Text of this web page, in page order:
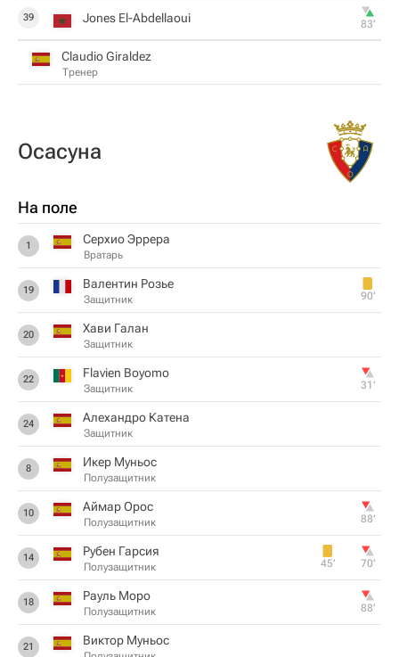
39 Jones El-Abdellaoui 83‎’‎
Claudio Giraldez
Тренер
Осасуна
На поле
1 Серхио Эррера
Вратарь
19 Валентин Розье
Защитник 90‎’‎
20 Хави Галан
Защитник
22 Flavien Boyomo
Защитник 31‎’‎
24 Алехандро Катена
Защитник
8 Икер Муньос
Полузащитник
10 Аймар Орос
Полузащитник 88‎’‎
14 Рубен Гарсия
Полузащитник 45‎’‎ 70‎’‎
18 Рауль Моро
Полузащитник 88‎’‎
21 Виктор Муньос